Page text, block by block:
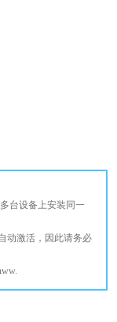
台设备上安装同一
动激活，因此请务必